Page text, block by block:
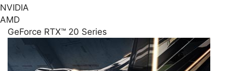
NVIDIA
AMD
GeForce RTX™ 20 Series